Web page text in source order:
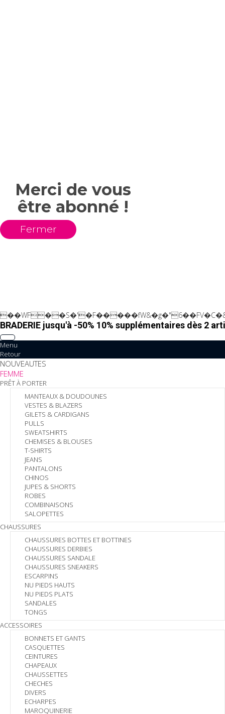
Merci de vous
être abonné !
Fermer
BRADERIE jusqu'à -50% 10% supplémentaires dès 2
Menu
Retour
NOUVEAUTES
FEMME
PRÊT À PORTER
MANTEAUX & DOUDOUNES
VESTES & BLAZERS
GILETS & CARDIGANS
PULLS
SWEATSHIRTS
CHEMISES & BLOUSES
T-SHIRTS
JEANS
PANTALONS
CHINOS
JUPES & SHORTS
ROBES
COMBINAISONS
SALOPETTES
CHAUSSURES
CHAUSSURES BOTTES ET BOTTINES
CHAUSSURES DERBIES
CHAUSSURES SANDALE
CHAUSSURES SNEAKERS
ESCARPINS
NU PIEDS HAUTS
NU PIEDS PLATS
SANDALES
TONGS
ACCESSOIRES
BONNETS ET GANTS
CASQUETTES
CEINTURES
CHAPEAUX
CHAUSSETTES
CHECHES
DIVERS
ECHARPES
MAROQUINERIE